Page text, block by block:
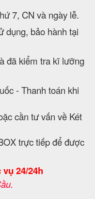
7, CN và ngày lễ.
dụng, bảo hành tại
đã kiểm tra kĩ lưỡng
- Thanh toán khi
cần tư vấn về Két
trực tiếp để được
24/24h